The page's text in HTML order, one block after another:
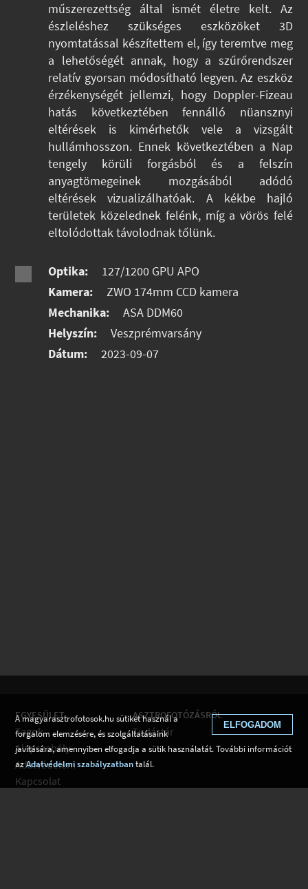
műszerezettség által ismét életre kelt. Az
észleléshez szükséges eszközöket 3D
nyomtatással készítettem el, így teremtve meg
a lehetőségét annak, hogy a szűrőrendszer
relatív gyorsan módosítható legyen. Az eszköz
érzékenységét jellemzi, hogy Doppler-Fizeau
hatás következtében fennálló nüansznyi
eltérések is kimérhetők vele a vizsgált
hullámhosszon. Ennek következtében a Nap
tengely körüli forgásból és a felszín
anyagtömegeinek mozgásából adódó
eltérések vizualizálhatóak. A kékbe hajló
területek közelednek felénk, míg a vörös felé
eltolódottak távolodnak tőlünk.
Optika:
127/1200 GPU APO
Kamera:
ZWO 174mm CCD kamera
Mechanika:
ASA DDM60
Helyszín:
Veszprémvarsány
Dátum:
2023-09-07
EGYESÜLET
Tagok
Alapszabály
Adatvédelem
Kapcsolat
ASZTROFOTÓZÁSRÓL
Tudástár
ELFOGADOM
A magyarasztrofotosok.hu sütiket használ a
forgalom elemzésére, és szolgáltatásaink
javítására, amennyiben elfogadja a sütik használatát. További információt
azAdatvédelmi szabályzatbantalál.